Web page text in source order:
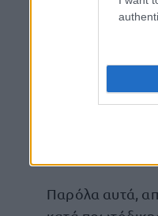
μη άσκηση
εργασιακής
«συμβασιούχων
Παρόλα αυτά,